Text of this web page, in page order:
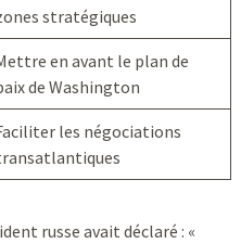
stratégiques
en avant le plan de
de Washington
les négociations
russe avait déclaré : «